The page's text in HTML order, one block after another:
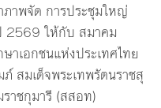
ภาพจัด การประชุมใหญ่
2569 ให้กับ สมาคม
าเอกชนแห่งประเทศไทย
สมเด็จพระเทพรัตนราชสุ
าชกุมารี (สสอท)